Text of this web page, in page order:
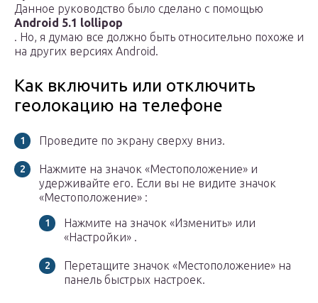
Данное руководство было сделано с помощью
Android 5.1 lollipop
. Но, я думаю все должно быть относительно похоже и
на других версиях Android.
Как включить или отключить
геолокацию на телефоне
Проведите по экрану сверху вниз.
Нажмите на значок «Местоположение» и
удерживайте его. Если вы не видите значок
«Местоположение» :
Нажмите на значок «Изменить» или
«Настройки» .
Перетащите значок «Местоположение» на
панель быстрых настроек.